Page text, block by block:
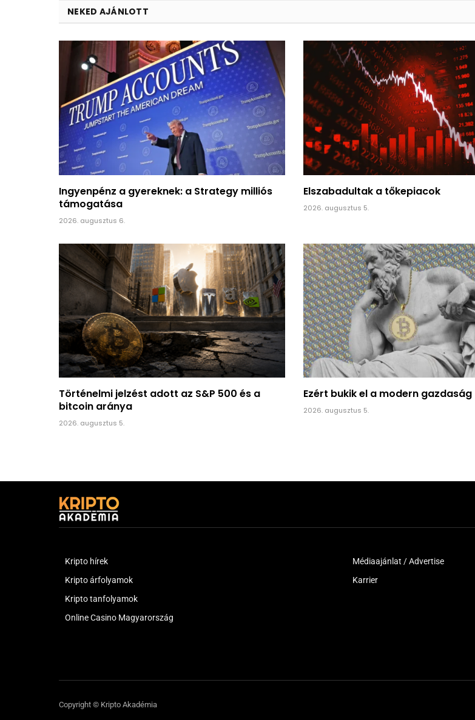
NEKED AJÁNLOTT
Ingyenpénz a gyereknek: a Strategy milliós
támogatása
2026. augusztus 6.
Elszabadultak a tőkepiacok
2026. augusztus 5.
Történelmi jelzést adott az S&P 500 és a
bitcoin aránya
2026. augusztus 5.
Ezért bukik el a modern gazdaság
2026. augusztus 5.
Kripto hírek
Kripto árfolyamok
Kripto tanfolyamok
Online Casino Magyarország
Médiaajánlat / Advertise
Karrier
Copyright © Kripto Akadémia